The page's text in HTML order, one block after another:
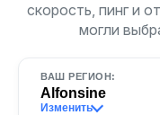
скорость, пинг и
могли
ВАШ РЕГИОН:
Alfonsine
Изменить